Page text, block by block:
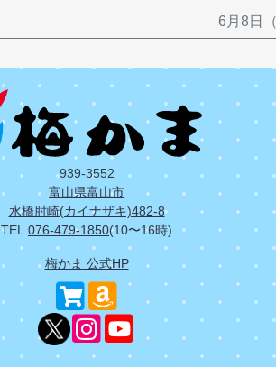
6月8日
939-3552
富山県富山市
水橋肘崎(カイナザキ)482-8
TEL. 076-479-1850(10〜16時)
梅かま 公式HP